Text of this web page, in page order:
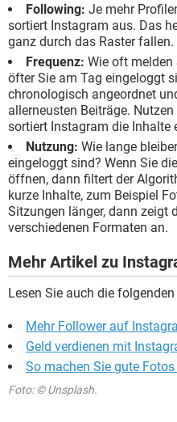
Following: Je mehr
sortiert Instagram aus. Das
ganz durch das Raster fallen.
Frequenz: Wie oft melden
öfter Sie am Tag eingeloggt
chronologisch angeordnet
allerneusten Beiträge.
sortiert Instagram die Inhalte
Nutzung: Wie lange
eingeloggt sind? Wenn Sie
öffnen, dann filtert der
kurze Inhalte, zum Beispiel
Sitzungen länger, dann zeigt
verschiedenen Formaten an.
Mehr Artikel zu
Lesen Sie auch die
Mehr Follower auf
Geld verdienen mit
So machen Sie gute
Foto: © Unsplash.